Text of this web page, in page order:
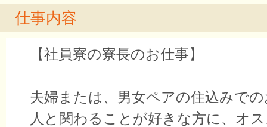
仕事内容
【社員寮の寮長のお仕事】
夫婦または、男女ペアの住込みでの
人と関わることが好きな方に、オ